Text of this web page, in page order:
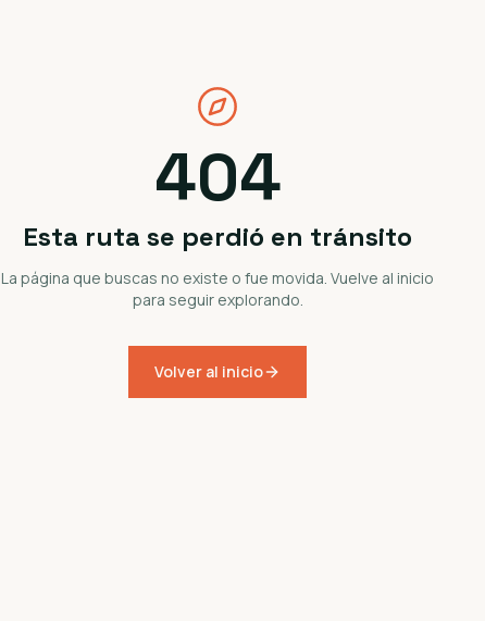
404
Esta ruta se perdió en tránsito
La página que buscas no existe o fue movida. Vuelve al inicio
para seguir explorando.
Volver al inicio